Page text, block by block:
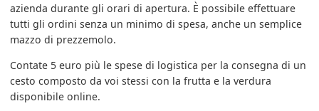
azienda durante gli orari di apertura. È possibile effettuare
tutti gli ordini senza un minimo di spesa, anche un semplice
mazzo di prezzemolo.
Contate 5 euro più le spese di logistica per la consegna di un
cesto composto da voi stessi con la frutta e la verdura
disponibile online.